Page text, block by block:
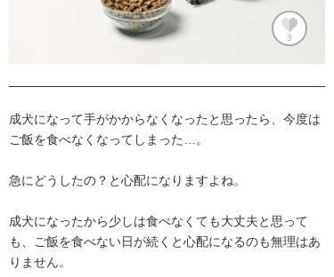
3
成犬になって手がかからなくなったと思ったら、今度は
ご飯を食べなくなってしまった…。
急にどうしたの？と心配になりますよね。
成犬になったから少しは食べなくても大丈夫と思って
も、ご飯を食べない日が続くと心配になるのも無理はあ
りません。